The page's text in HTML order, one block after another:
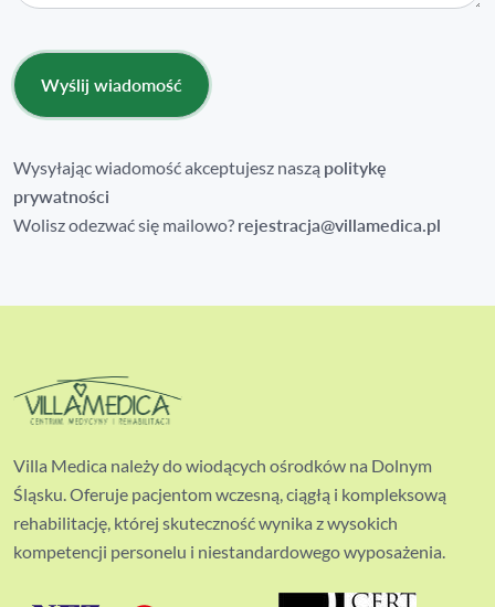
Wysyłając wiadomość akceptujesz naszą politykę
prywatności
Wolisz odezwać się mailowo? rejestracja@villamedica.pl
Villa Medica należy do wiodących ośrodków na Dolnym
Śląsku. Oferuje pacjentom wczesną, ciągłą i kompleksową
rehabilitację, której skuteczność wynika z wysokich
kompetencji personelu i niestandardowego wyposażenia.